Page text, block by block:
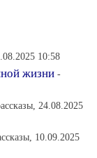
10:58
жизни -
24.08.2025
10.09.2025